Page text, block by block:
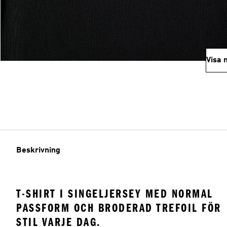
Visa
Beskrivning
T-SHIRT I SINGELJERSEY MED NORMAL
PASSFORM OCH BRODERAD TREFOIL FÖR
STIL VARJE DAG.